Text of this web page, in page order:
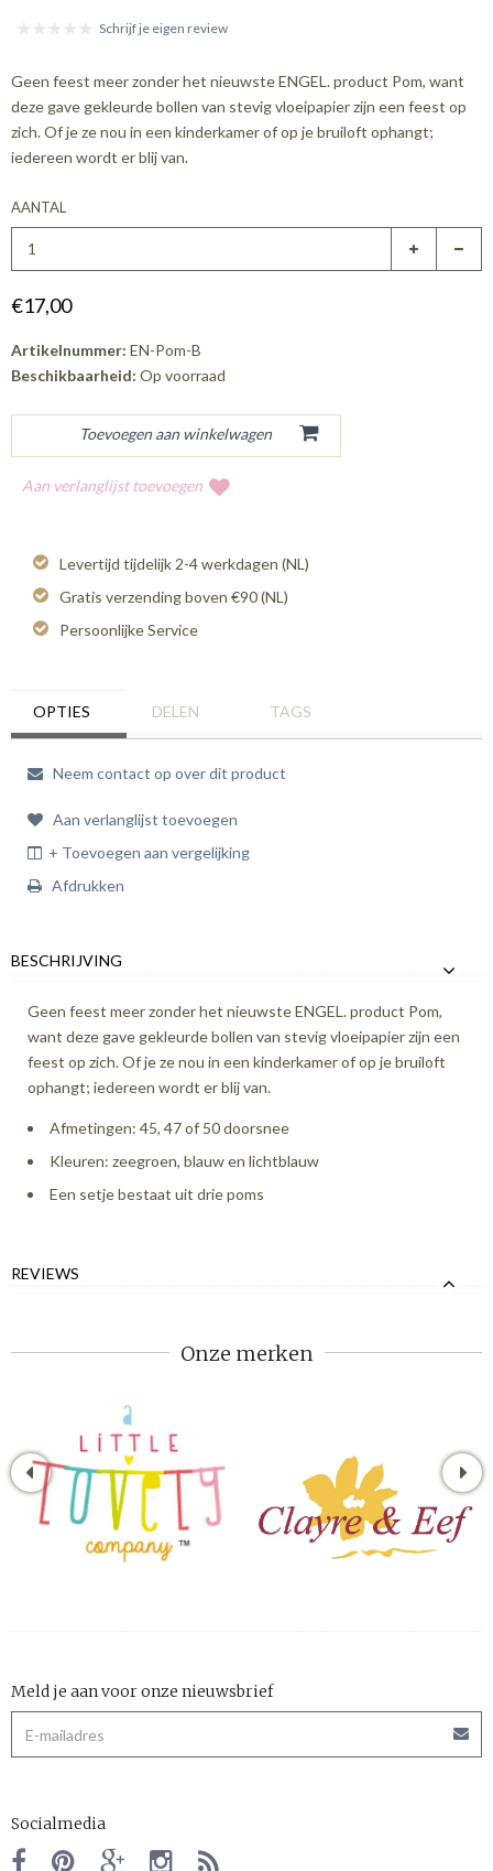
Schrijf je eigen review
Geen feest meer zonder het nieuwste ENGEL. product Pom, want
deze gave gekleurde bollen van stevig vloeipapier zijn een feest op
zich. Of je ze nou in een kinderkamer of op je bruiloft ophangt;
iedereen wordt er blij van.
AANTAL
€17,00
Artikelnummer: EN-Pom-B
Beschikbaarheid: Op voorraad
Aan verlanglijst toevoegen
Levertijd tijdelijk 2-4 werkdagen (NL)
Gratis verzending boven €90 (NL)
Persoonlijke Service
OPTIES DELEN TAGS
Neem contact op over dit product
Aan verlanglijst toevoegen
+ Toevoegen aan vergelijking
Afdrukken
BESCHRIJVING
Geen feest meer zonder het nieuwste ENGEL. product Pom,
want deze gave gekleurde bollen van stevig vloeipapier zijn een
feest op zich. Of je ze nou in een kinderkamer of op je bruiloft
ophangt; iedereen wordt er blij van.
Afmetingen: 45, 47 of 50 doorsnee
Kleuren: zeegroen, blauw en lichtblauw
Een setje bestaat uit drie poms
REVIEWS
Onze merken
Meld je aan voor onze nieuwsbrief
Socialmedia